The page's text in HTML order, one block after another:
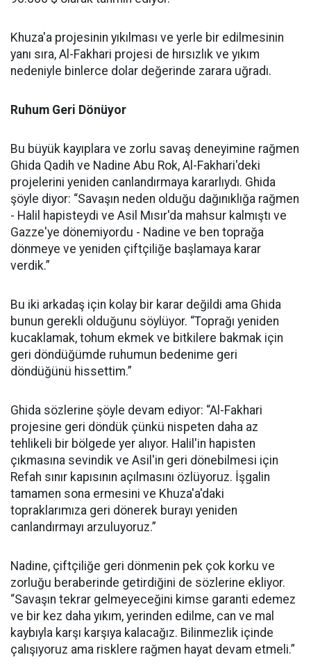
Khuza'a projesinin yıkılması ve yerle bir edilmesinin
yanı sıra, Al-Fakhari projesi de hırsızlık ve yıkım
nedeniyle binlerce dolar değerinde zarara uğradı.
Ruhum Geri Dönüyor
Bu büyük kayıplara ve zorlu savaş deneyimine rağmen
Ghida Qadih ve Nadine Abu Rok, Al-Fakhari'deki
projelerini yeniden canlandırmaya kararlıydı. Ghida
şöyle diyor: “Savaşın neden olduğu dağınıklığa rağmen
- Halil hapisteydi ve Asil Mısır'da mahsur kalmıştı ve
Gazze'ye dönemiyordu - Nadine ve ben toprağa
dönmeye ve yeniden çiftçiliğe başlamaya karar
verdik.”
Bu iki arkadaş için kolay bir karar değildi ama Ghida
bunun gerekli olduğunu söylüyor. “Toprağı yeniden
kucaklamak, tohum ekmek ve bitkilere bakmak için
geri döndüğümde ruhumun bedenime geri
döndüğünü hissettim.”
Ghida sözlerine şöyle devam ediyor: “Al-Fakhari
projesine geri döndük çünkü nispeten daha az
tehlikeli bir bölgede yer alıyor. Halil'in hapisten
çıkmasına sevindik ve Asil'in geri dönebilmesi için
Refah sınır kapısının açılmasını özlüyoruz. İşgalin
tamamen sona ermesini ve Khuza'a'daki
topraklarımıza geri dönerek burayı yeniden
canlandırmayı arzuluyoruz.”
Nadine, çiftçiliğe geri dönmenin pek çok korku ve
zorluğu beraberinde getirdiğini de sözlerine ekliyor.
“Savaşın tekrar gelmeyeceğini kimse garanti edemez
ve bir kez daha yıkım, yerinden edilme, can ve mal
kaybıyla karşı karşıya kalacağız. Bilinmezlik içinde
çalışıyoruz ama risklere rağmen hayat devam etmeli.”